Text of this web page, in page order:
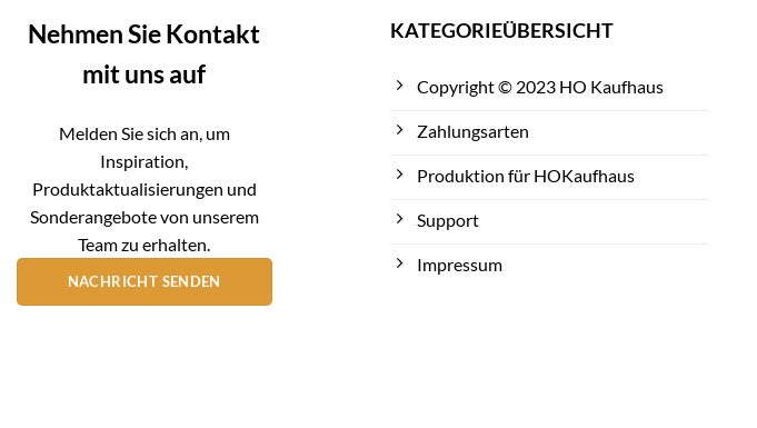
Nehmen Sie Kontakt
mit uns auf
Melden Sie sich an, um
Inspiration,
Produktaktualisierungen und
Sonderangebote von unserem
Team zu erhalten.
NACHRICHT SENDEN
KATEGORIEÜBERSICHT
Copyright © 2023 HO Kaufhaus
Zahlungsarten
Produktion für HOKaufhaus
Support
Impressum